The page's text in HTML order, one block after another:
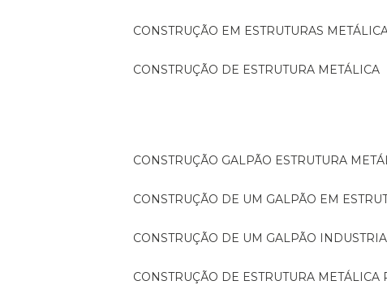
CONSTRUÇÃO EM ESTRUTURAS
CONSTRUÇÃO DE ESTRUTURA METÁLICA
CONSTRUÇÃO GALPÃO ESTRUTURA
CONSTRUÇÃO DE UM GALPÃO EM
CONSTRUÇÃO DE UM GALPÃO
CONSTRUÇÃO DE ESTRUTURA METÁLICA